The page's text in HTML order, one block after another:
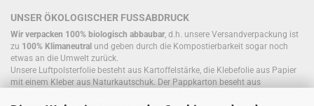
UNSER ÖKOLOGISCHER FUSSABDRUCK
Wir verpacken 100% biologisch abbaubar, d.h. unsere Versandverpackung ist
zu 100% Klimaneutral und geben durch die Kompostierbarkeit sogar noch
etwas an die Umwelt zurück.
Unsere Luftpolsterfolie besteht aus Kartoffelstärke, die Klebefolie aus Papier
mit einem Kleber aus Naturkautschuk. Der Pappkarton beseht aus